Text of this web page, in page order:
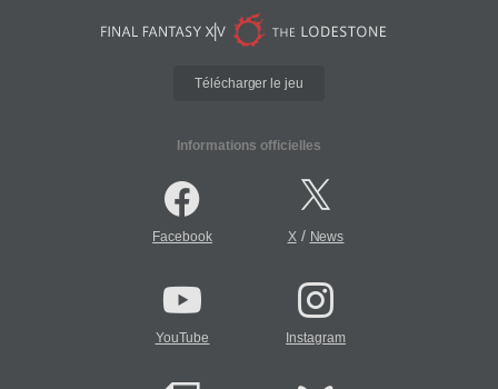
Télécharger le jeu
Informations officielles
Facebook X/ News
YouTube Instagram